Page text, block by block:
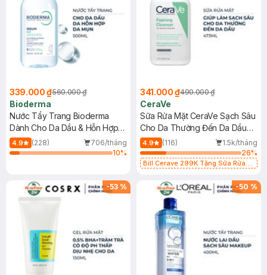
339.000 ₫560.000 ₫
Bioderma
Nước Tẩy Trang Bioderma
Dành Cho Da Dầu & Hỗn Hợp
500ml
4.9 (228)
706/tháng
10%
341.000 ₫490.000 ₫
CeraVe
Sữa Rửa Mặt CeraVe Sạch Sâu
Cho Da Thường Đến Da Dầu
473ml
4.9 (116)
1.5k/tháng
26%
Bill Cerave 299K Tặng Sữa Rửa
-53 % -50 %